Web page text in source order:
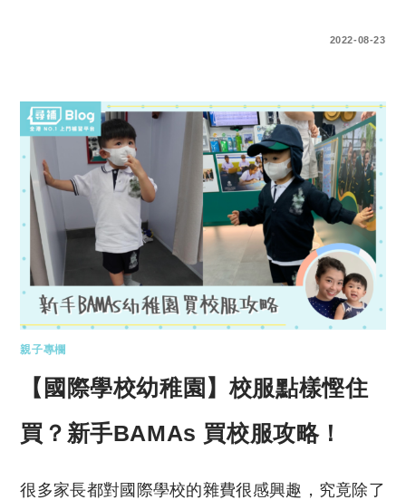
2022-08-23
親子專欄
【國際學校幼稚園】校服點樣慳住
買？新手BAMAs 買校服攻略！
很多家長都對國際學校的雜費很感興趣，究竟除了